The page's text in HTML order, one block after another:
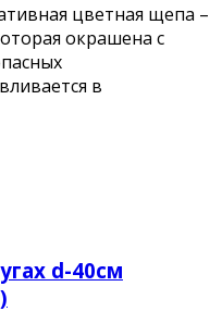
цветная щепа –
окрашена с
в
d-40см